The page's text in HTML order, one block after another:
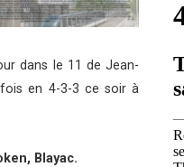
dans le 11 de Jean-
fois en 4-3-3 ce soir à
Blayac.